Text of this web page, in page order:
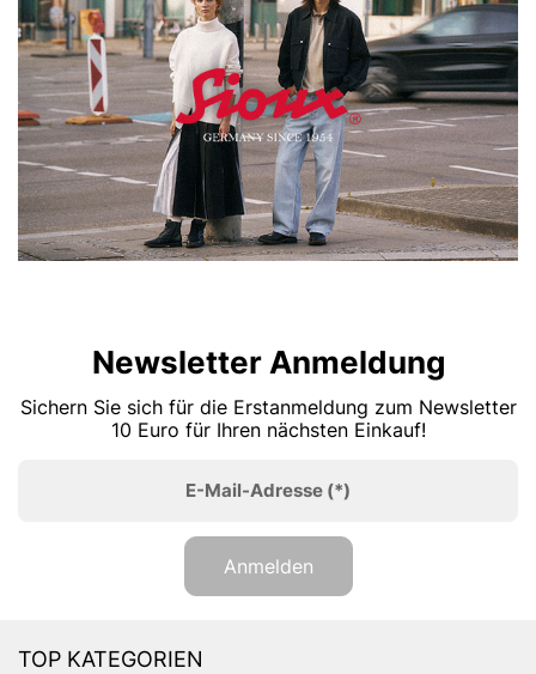
Newsletter Anmeldung
Sichern Sie sich für die Erstanmeldung zum Newsletter
10 Euro für Ihren nächsten Einkauf!
E-Mail-Adresse (*)
Anmelden
TOP KATEGORIEN